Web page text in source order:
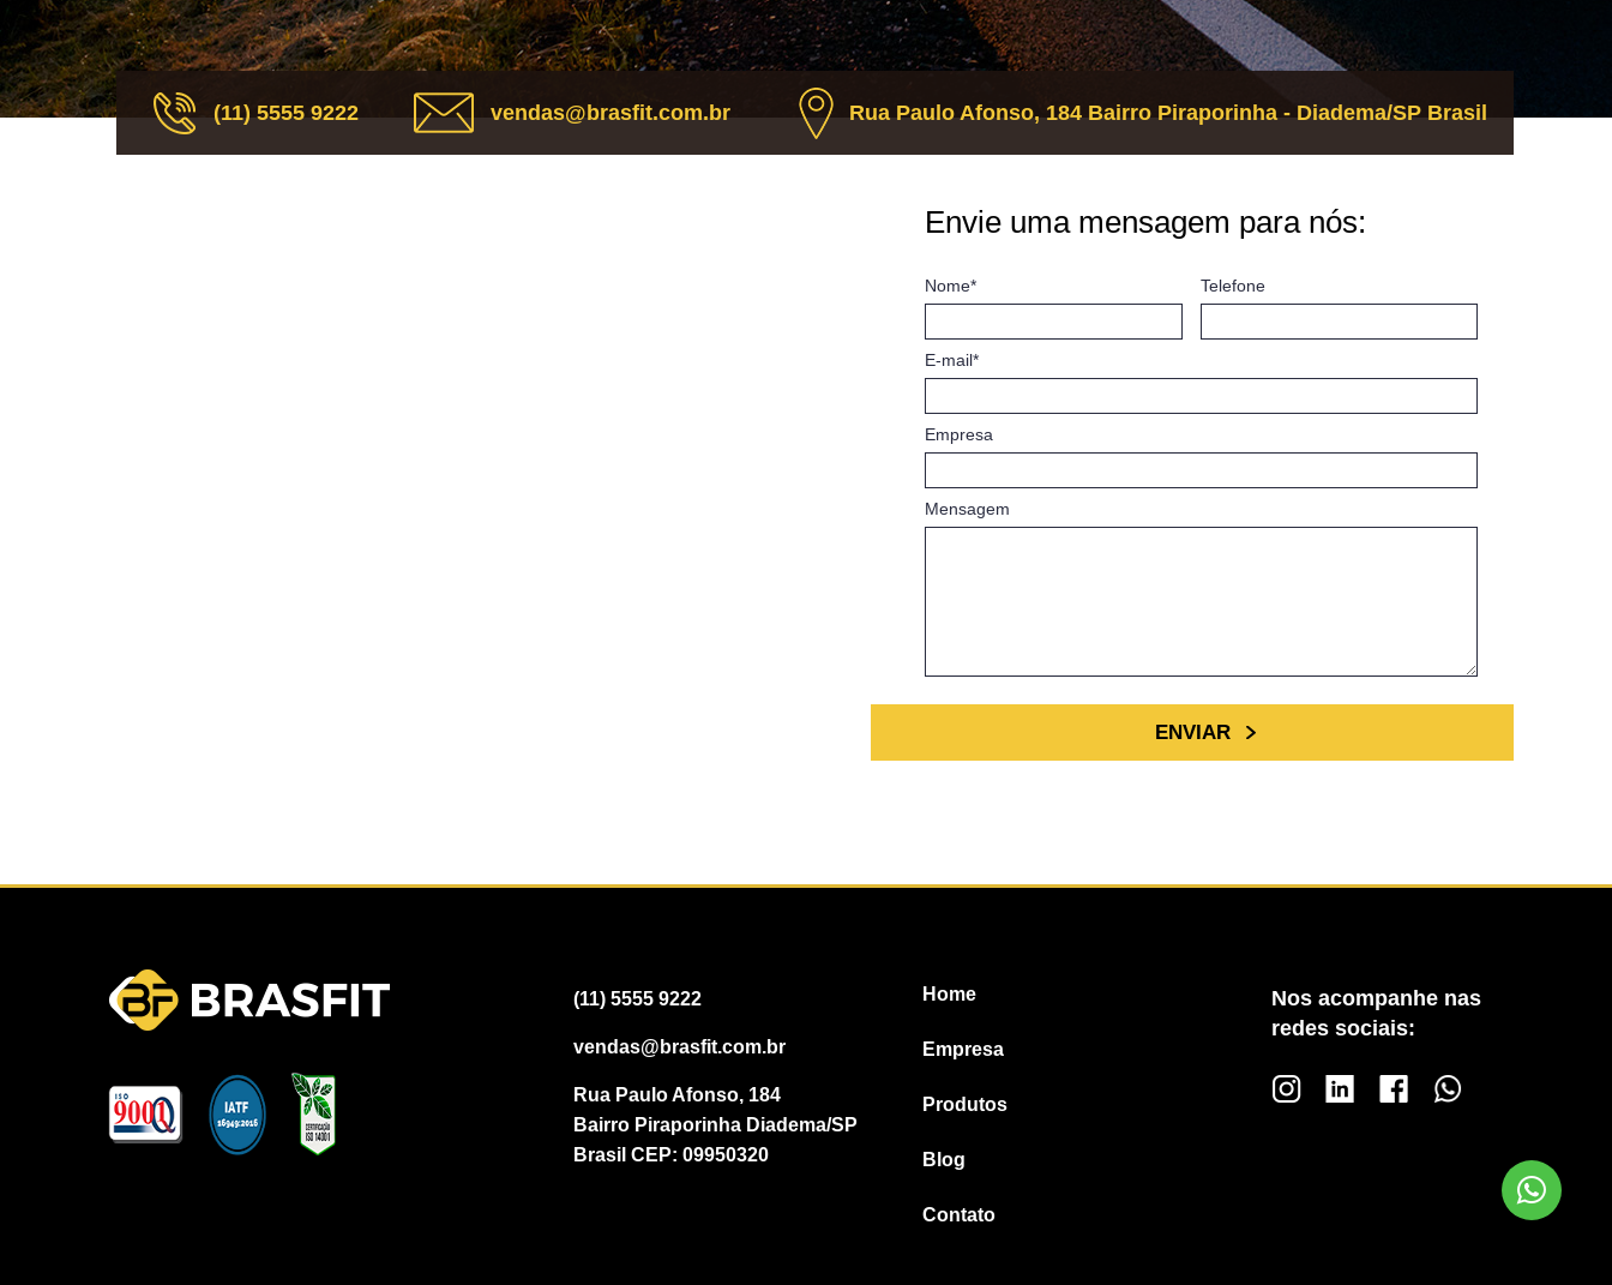
(11) 5555 9222 vendas@brasfit.com.br Rua Paulo Afonso, 184 Bairro Piraporinha - Diadema/SP Brasil
Envie uma mensagem para nós:
Nome* Telefone
E-mail*
Empresa
Mensagem
(11) 5555 9222
vendas@brasfit.com.br
Rua Paulo Afonso, 184
Bairro Piraporinha Diadema/SP
Brasil CEP: 09950320
Home
Empresa
Produtos
Blog
Contato
Nos acompanhe nas
redes sociais: